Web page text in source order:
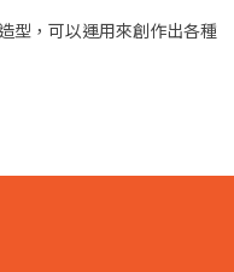
型，可以運用來創作出各種